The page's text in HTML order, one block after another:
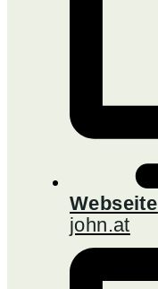
Webseite
john.at